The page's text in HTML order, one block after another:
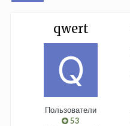
qwert
Пользователи
53